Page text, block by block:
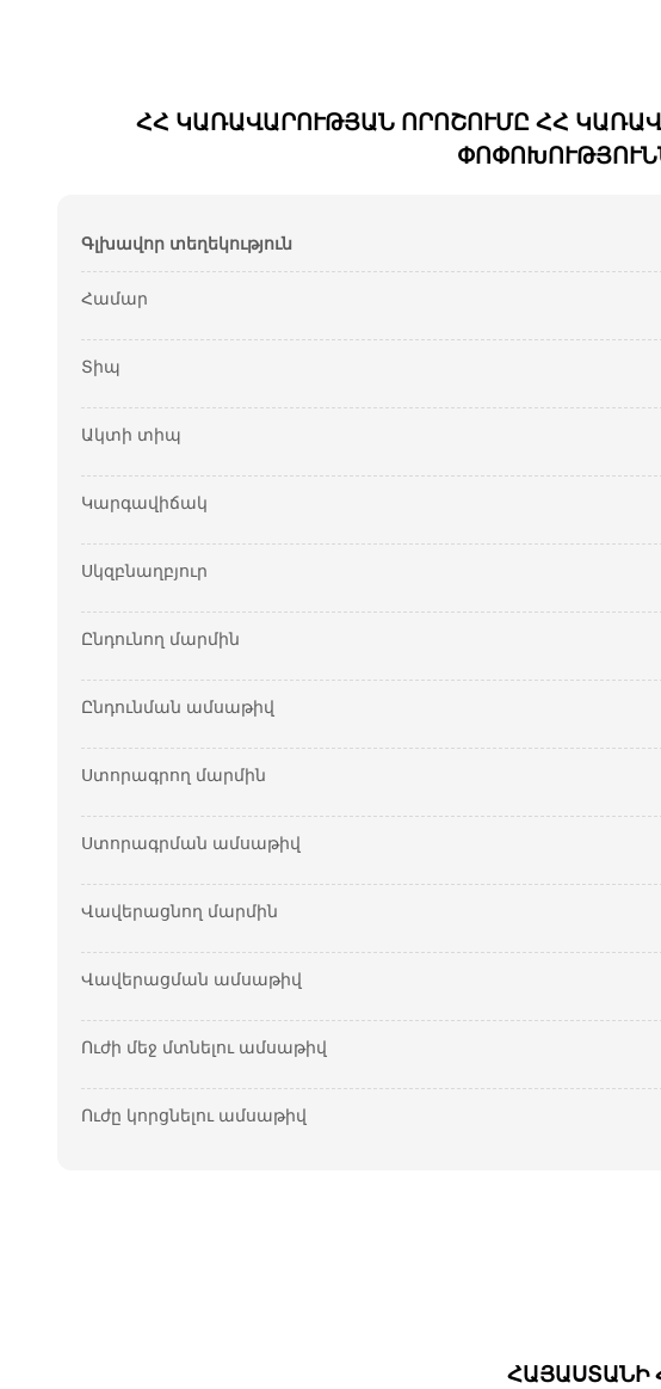
ՀՀ ԿԱՌԱՎԱՐՈՒԹՅԱՆ ՈՐՈՇՈՒՄԸ ՀՀ
Գլխավոր տեղեկություն
Համար
Տիպ
Ակտի տիպ
Կարգավիճակ
Սկզբնաղբյուր
Ընդունող մարմին
Ընդունման ամսաթիվ
Ստորագրող մարմին
Ստորագրման ամսաթիվ
Վավերացնող մարմին
Վավերացման ամսաթիվ
Ուժի մեջ մտնելու ամսաթիվ
Ուժը կորցնելու ամսաթիվ
ՀԱՅԱՍՏԱՆԻ